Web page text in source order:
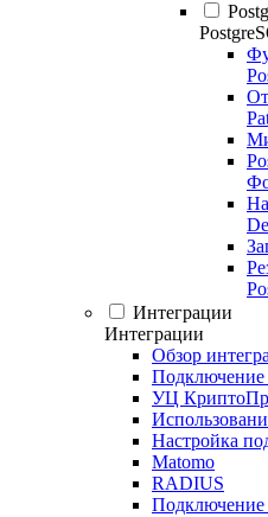
Интеграции
Интеграции
Обзор
УЦ
Настройка
Matomo
RADIUS
Подключение